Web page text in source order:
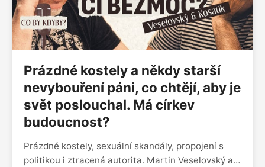
Prázdné kostely a někdy starší
nevybouření páni, co chtějí, aby je
svět poslouchal. Má církev
budoucnost?
Prázdné kostely, sexuální skandály, propojení s
politikou i ztracená autorita. Martin Veselovský a